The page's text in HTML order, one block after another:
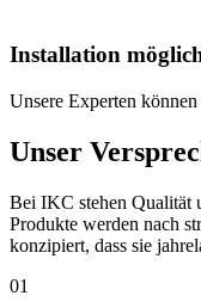
Installation
Unsere Experten
Unser
Bei IKC stehen Qualität
Produkte werden nach
konzipiert, dass sie
01